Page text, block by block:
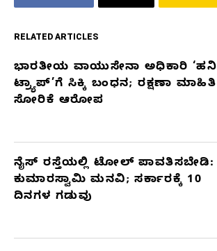
RELATED ARTICLES
RELATED
ARTICLES
ಭಾರತೀಯ ವಾಯುಸೇನಾ ಅಧಿಕಾರಿ ‘ಹನಿ
ಟ್ರ್ಯಾಪ್’ಗೆ ಸಿಕ್ಕಿ ಬಂಧನ; ರಕ್ಷಣಾ ಮಾಹಿತಿ
ಸೋರಿಕೆ ಆರೋಪ
ನೈಸ್ ರಸ್ತೆಯಲ್ಲಿ ಟೋಲ್ ಪಾವತಿಸಬೇಡಿ:
ಕುಮಾರಸ್ವಾಮಿ ಮನವಿ; ಸರ್ಕಾರಕ್ಕೆ 10
ದಿನಗಳ ಗಡುವು